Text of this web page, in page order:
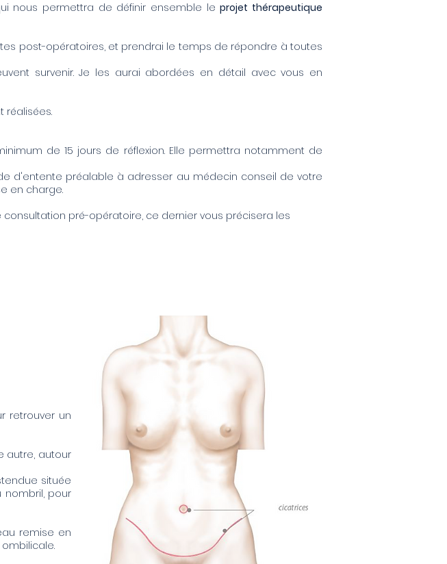
nous permettra de définir ensemble leprojet thérapeutique
post-opératoires, et prendrai le temps de répondre à toutes
survenir. Je les aurai abordées en détail avec vous en
réalisées.
de 15 jours de réflexion. Elle permettra notamment de
d'entente préalable à adresser au médecin conseil de votre
en charge.
pré-opératoire, ce dernier vous précisera les
retrouver un
autre, autour
située
nombril, pour
remise en